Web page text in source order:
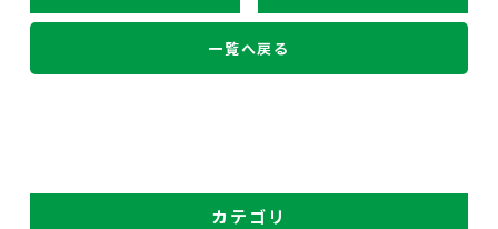
一覧へ戻る
カテゴリ